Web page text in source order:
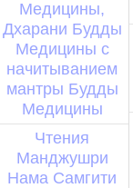
Медицины,
Дхарани Будды
Медицины с
начитыванием
мантры Будды
Медицины
Чтения
Манджушри
Нама Самгити